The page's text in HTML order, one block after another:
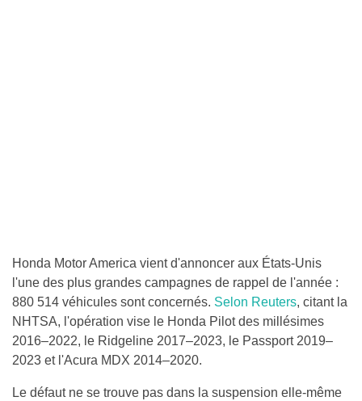
Honda Motor America vient d'annoncer aux États-Unis
l'une des plus grandes campagnes de rappel de l'année :
880 514 véhicules sont concernés. Selon Reuters, citant la
NHTSA, l'opération vise le Honda Pilot des millésimes
2016–2022, le Ridgeline 2017–2023, le Passport 2019–
2023 et l'Acura MDX 2014–2020.
Le défaut ne se trouve pas dans la suspension elle-même